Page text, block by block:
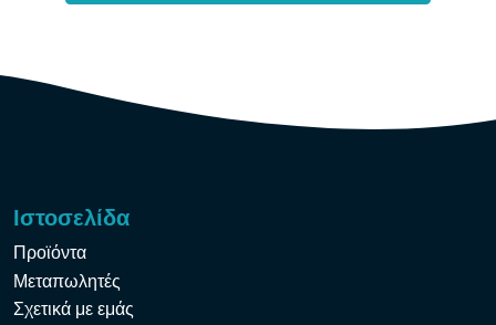
Ιστοσελίδα
Προϊόντα
Μεταπωλητές
Σχετικά με εμάς